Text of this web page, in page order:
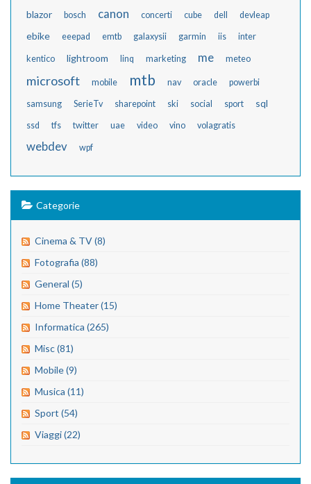
blazor bosch canon concerti cube dell devleap
ebike eeepad emtb galaxysii garmin iis inter
kentico lightroom linq marketing me meteo
microsoft mobile mtb nav oracle powerbi
samsung SerieTv sharepoint ski social sport sql
ssd tfs twitter uae video vino volagratis
webdev wpf
Categorie
Cinema & TV (8)
Fotografia (88)
General (5)
Home Theater (15)
Informatica (265)
Misc (81)
Mobile (9)
Musica (11)
Sport (54)
Viaggi (22)